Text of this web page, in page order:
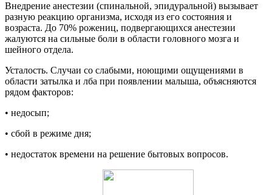
Внедрение анестезии (спинальной, эпидуральной) вызывает
разную реакцию организма, исходя из его состояния и
возраста. До 70% рожениц, подвергающихся анестезии
жалуются на сильные боли в области головного мозга и
шейного отдела.
Усталость. Случаи со слабыми, ноющими ощущениями в
области затылка и лба при появлении малыша, объясняются
рядом факторов:
• недосып;
• сбой в режиме дня;
• недостаток времени на решение бытовых вопросов.